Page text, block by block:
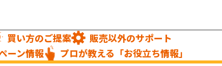
買い方のご提案
販売以外のサポート
ーン情報
プロが教える「お役立ち情報」